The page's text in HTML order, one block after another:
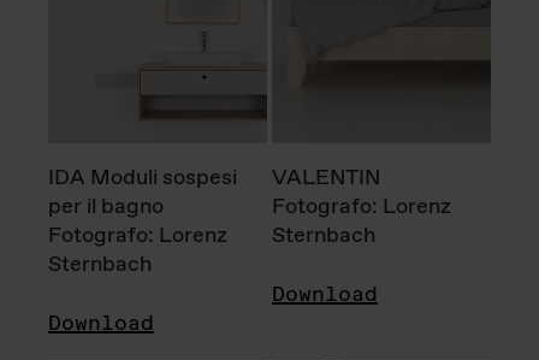
IDA Moduli sospesi
per il bagno
Fotografo: Lorenz
Sternbach
Download
VALENTIN
Fotografo: Lorenz
Sternbach
Download